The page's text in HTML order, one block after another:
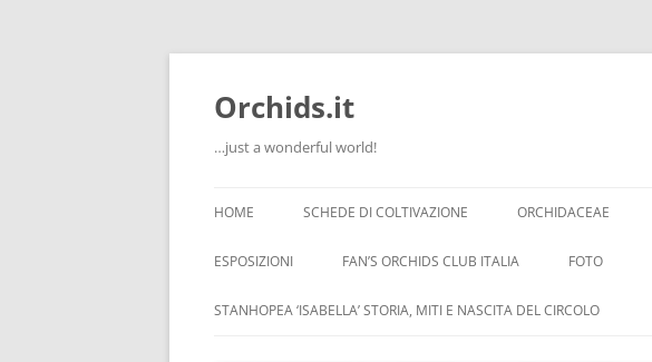
Orchids.it
…just a wonderful world!
HOME
INFO
LA SERRA DI GUIDO
SCHEDE DI COLTIVAZIONE ORCHIDACEAE
ESPOSIZIONI FAN’S ORCHIDS CLUB ITALIA FOTO
STANHOPEA ‘ISABELLA’ STORIA, MITI E NASCITA DEL CIRCOLO